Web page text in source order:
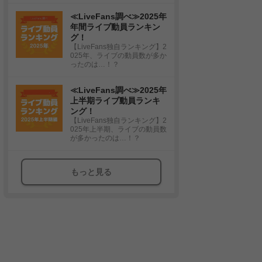
≪LiveFans調べ≫2025年
年間ライブ動員ランキン
グ！
【LiveFans独自ランキング】2
025年、ライブの動員数が多か
ったのは…！？
≪LiveFans調べ≫2025年
上半期ライブ動員ランキ
ング！
【LiveFans独自ランキング】2
025年上半期、ライブの動員数
が多かったのは…！？
もっと見る